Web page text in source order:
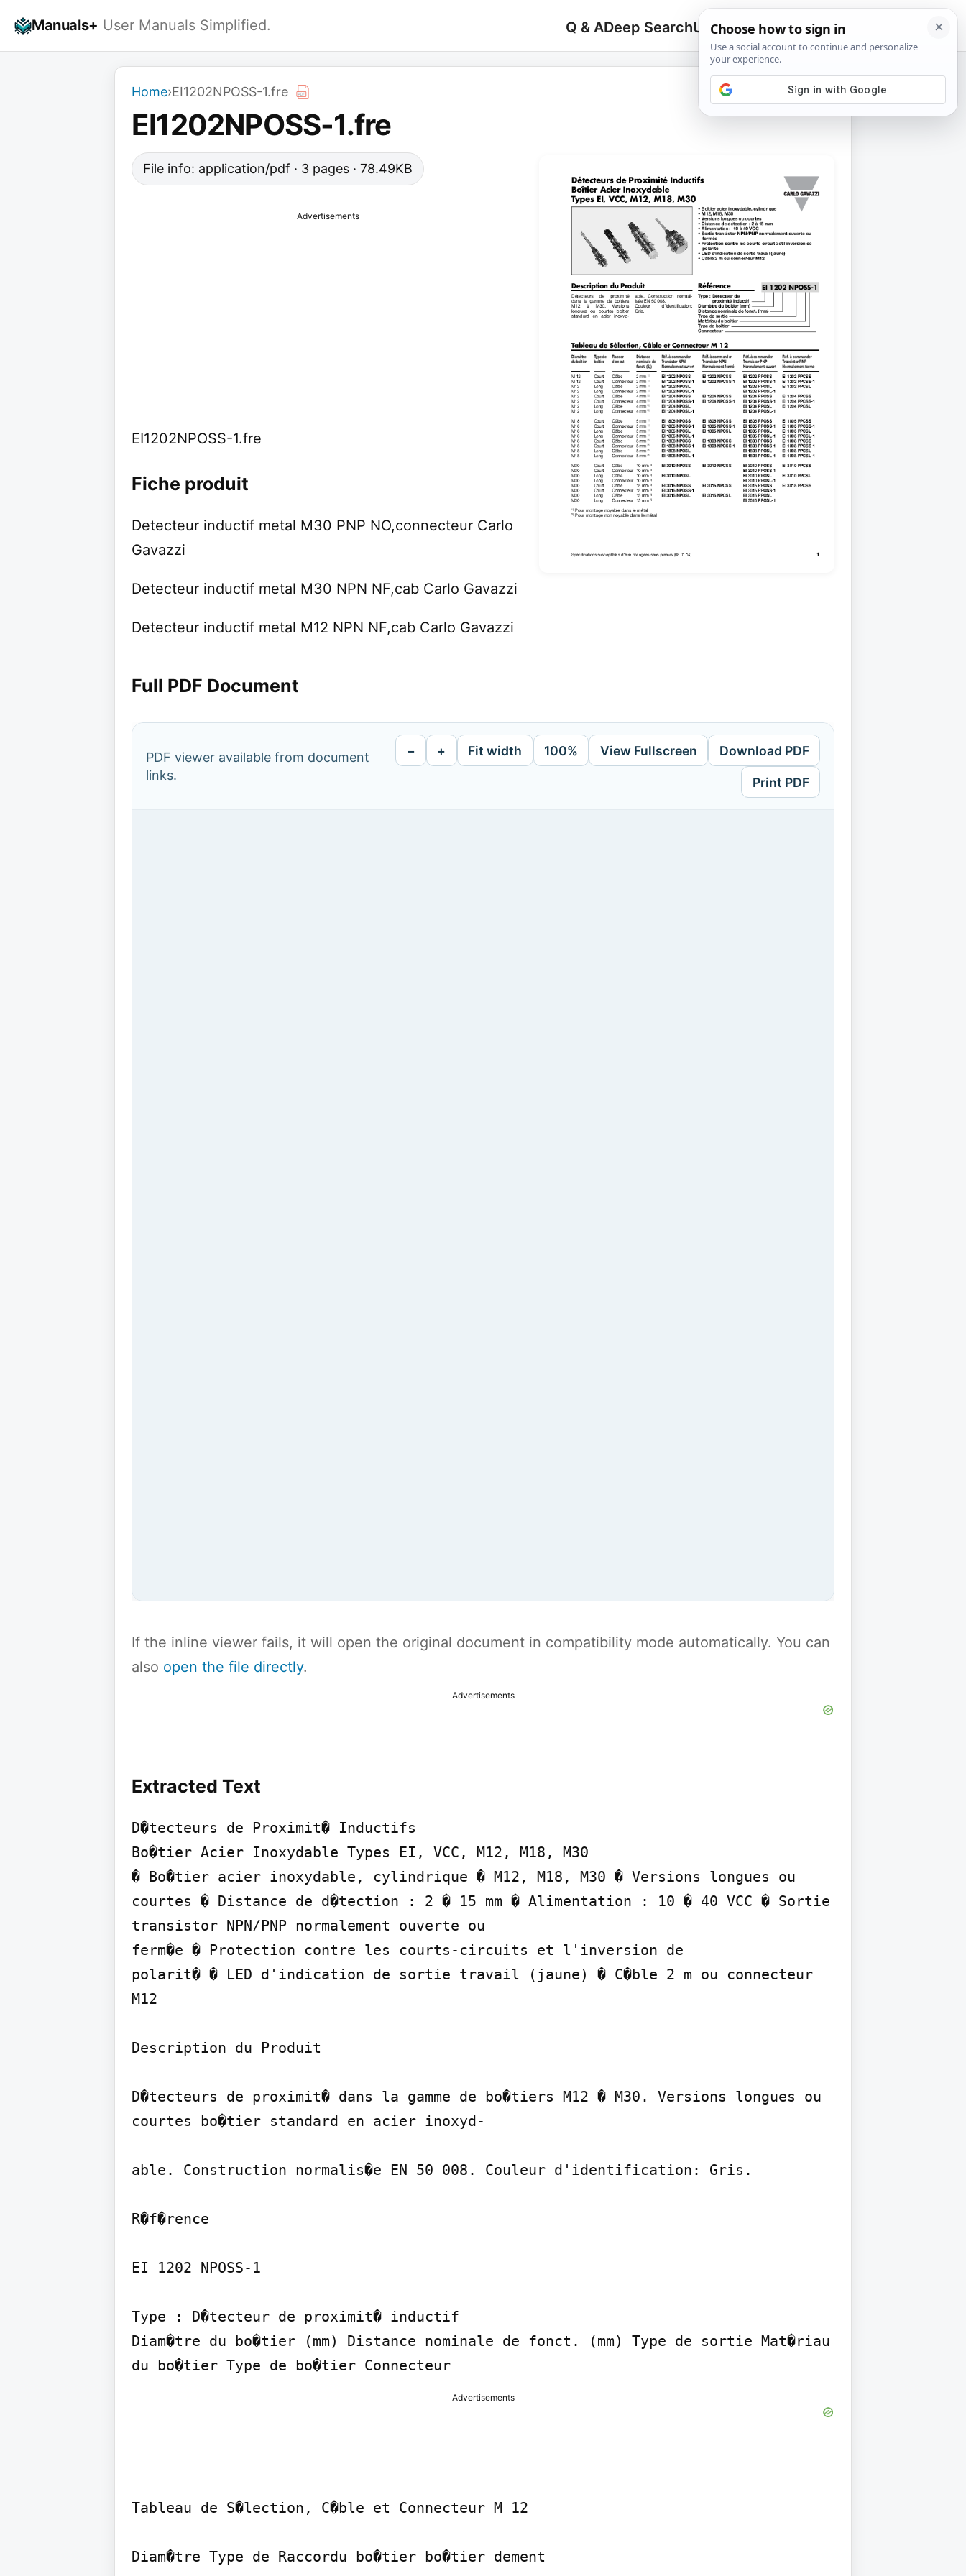
Manuals+ User Manuals Simplified. Q & ADeep SearchUpload
Search
for:
🔍
Home›EI1202NPOSS-1.fre
EI1202NPOSS-1.fre
File info: application/pdf · 3 pages · 78.49KB
Advertisements
EI1202NPOSS-1.fre
Fiche produit
Detecteur inductif metal M30 PNP NO,connecteur Carlo
Gavazzi
Detecteur inductif metal M30 NPN NF,cab Carlo Gavazzi
Detecteur inductif metal M12 NPN NF,cab Carlo Gavazzi
Full PDF Document
PDF viewer available from document
links.
− + Fit width 100% View Fullscreen Download PDF
Print PDF
If the inline viewer fails, it will open the original document in compatibility mode automatically. You can
also open the file directly.
Advertisements
Extracted Text
D�tecteurs de Proximit� Inductifs
Bo�tier Acier Inoxydable Types EI, VCC, M12, M18, M30
� Bo�tier acier inoxydable, cylindrique � M12, M18, M30 � Versions longues ou
courtes � Distance de d�tection : 2 � 15 mm � Alimentation : 10 � 40 VCC � Sortie
transistor NPN/PNP normalement ouverte ou
ferm�e � Protection contre les courts-circuits et l'inversion de
polarit� � LED d'indication de sortie travail (jaune) � C�ble 2 m ou connecteur
M12
Description du Produit
D�tecteurs de proximit� dans la gamme de bo�tiers M12 � M30. Versions longues ou
courtes bo�tier standard en acier inoxyd-
able. Construction normalis�e EN 50 008. Couleur d'identification: Gris.
R�f�rence
EI 1202 NPOSS-1
Type : D�tecteur de proximit� inductif
Diam�tre du bo�tier (mm) Distance nominale de fonct. (mm) Type de sortie Mat�riau
du bo�tier Type de bo�tier Connecteur
Advertisements
Tableau de S�lection, C�ble et Connecteur M 12
Diam�tre Type de Raccordu bo�tier bo�tier dement